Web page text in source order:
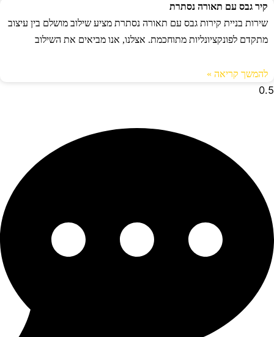
קיר גבס עם תאורה נסתרת
שירות בניית קירות גבס עם תאורה נסתרת מציע שילוב מושלם בין עיצוב
מתקדם לפונקציונליות מתוחכמת. אצלנו, אנו מביאים את השילוב
להמשך קריאה »